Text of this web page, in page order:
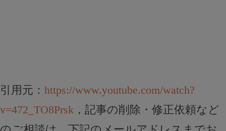
引用元： https://www.youtube.com/watch?
v=472_TO8Prsk ，記事の削除・修正依頼など